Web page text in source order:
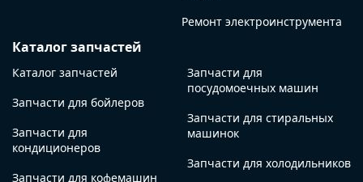
Ремонт электроинструмента
Каталог запчастей
Каталог запчастей
Запчасти для бойлеров
Запчасти для
кондиционеров
Запчасти для кофемашин
Запчасти для
посудомоечных машин
Запчасти для стиральных
машинок
Запчасти для холодильников